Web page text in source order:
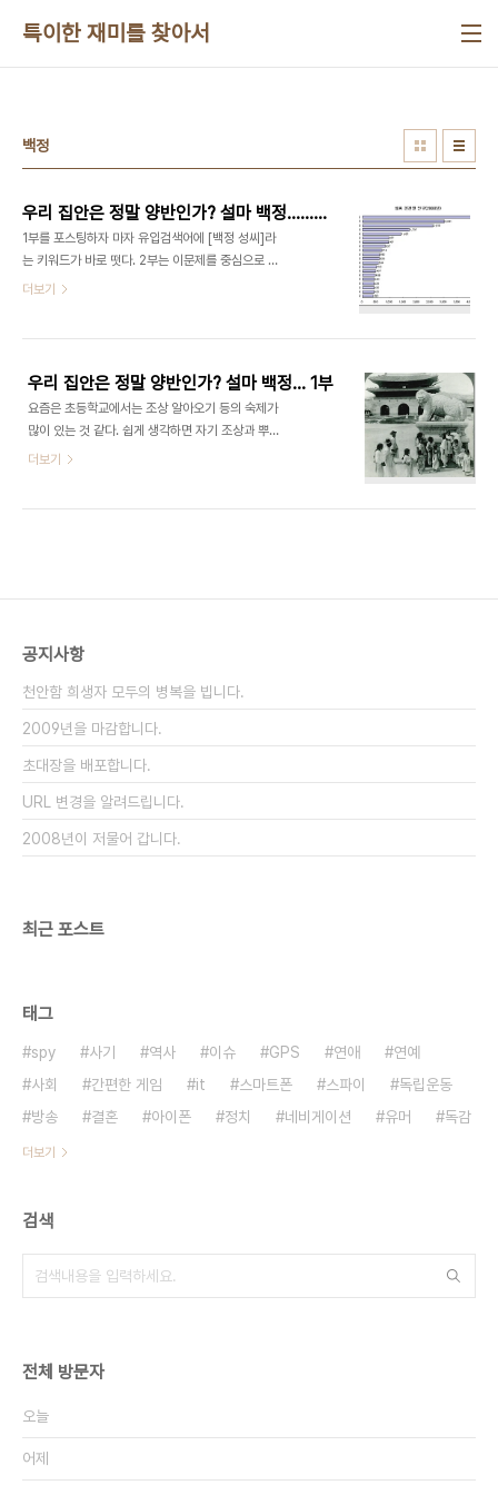
특이한 재미를 찾아서
백정
우리 집안은 정말 양반인가? 설마 백정...... 2부
1부를 포스팅하자 마자 유입검색어에 [백정 성씨]라
는 키워드가 바로 떳다. 2부는 이문제를 중심으로 이
야기해본다. 대중적으로 알려진 전설의 진실과 거짓
임진왜란 이후에 많은 사람이 돈으로 족보를 사고 팔
고 했다는 이야기도 많이들 들어봤을 것이다. 그리고
1909년 일제가 호적을 줄 때는 거성(흔한 성 즉 김
이박최 등)으로 대거 편입됐다. 당시에 성이 없던 천
민은 자신이 원하는 성을 모두 인정해서 성을 기록했
도 하고 임의로 지어서 사용하기도 했다. 임의로 가질
더보기
우리 집안은 정말 양반인가? 설마 백정... 1부
요즘은 초등학교에서는 조상 알아오기 등의 숙제가
많이 있는 것 같다. 쉽게 생각하면 자기 조상과 뿌리
를 알게 한다는 좋은 취지로 보이지만 조금 깊이 생각
가 남아있었다고 할 수 있고 실상은 일제시대 내내 신
그 신분제의 그림자가 남아있었다는 것이다. 따라서
한 세..
더보기
공지사항
천안함 희생자 모두의 병복을 빕니다.
2009년을 마감합니다.
초대장을 배포합니다.
URL 변경을 알려드립니다.
2008년이 저물어 갑니다.
최근 포스트
태그
spy 사기 역사 이슈 GPS 연애
연예
사회
간편한 게임 it 스마트폰 스파이
독립운동
방송
결혼 아이폰 정치 네비게이션 유머 독감
더보기
검색
전체 방문자
오늘
어제